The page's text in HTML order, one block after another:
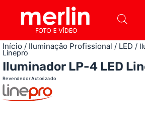
Início / Iluminação Profissional / LED /
Linepro
Iluminador LP-4 LED
Revendedor Autorizado